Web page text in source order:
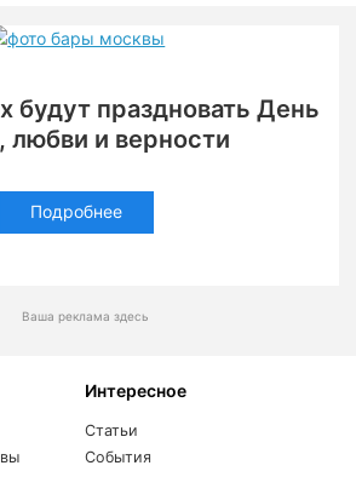
будут праздновать День
любви и верности
Подробнее
Ваша реклама здесь
Интересное
Статьи
События